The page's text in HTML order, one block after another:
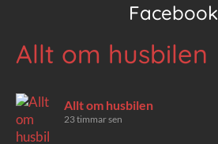
Facebook
Allt om husbilen
Allt om husbilen
23 timmar sen